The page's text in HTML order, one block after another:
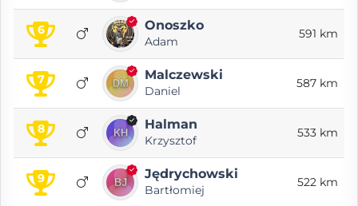
6 Onoszko
Adam
591 km
7 Malczewski
Daniel
587 km
8 Halman
Krzysztof
533 km
9 Jędrychowski
Bartłomiej
522 km